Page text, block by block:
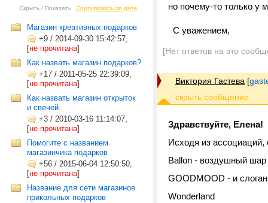
Скрыть / Показать Сортировать по дате
Магазин креативных подарков
+9 / 2014-09-30 15:42:57,
[не прочитана]
Как назвать магазин подарков?
+17 / 2011-05-25 22:39:09,
[не прочитана]
Как назвать магазин открыток
и свечей.
+3 / 2010-03-16 11:14:07,
[не прочитана]
Помогите с названием
магазинчика подарков
+56 / 2015-06-04 12:50:50,
[не прочитана]
Название для сети магазинов
прикольных подарков
но почему-то только у
С уважением,
[Нет ответов на это
Виктория Гастева [
Здравствуйте, Елена!
Исходя из
Ballon - воздушный шар
GOODMOOD - и
Wonderland